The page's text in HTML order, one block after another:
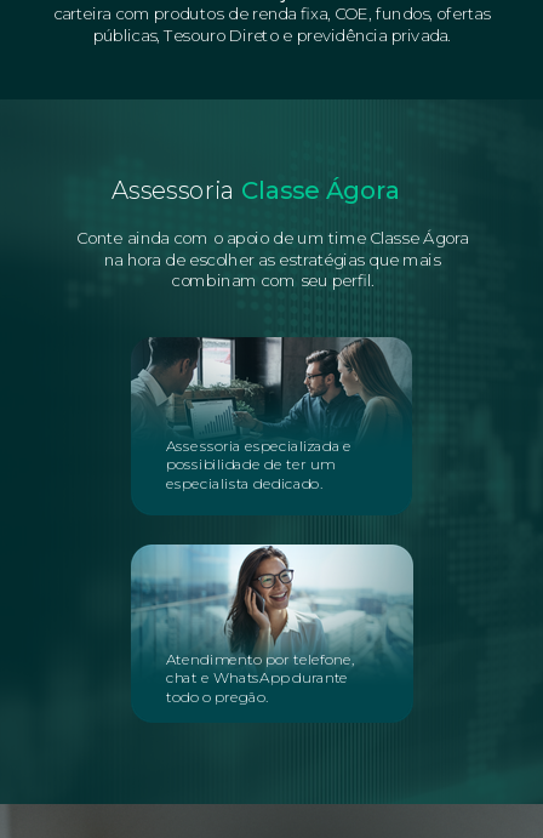
carteira com produtos de renda fixa, COE, fundos, ofertas
públicas, Tesouro Direto e previdência privada.
Assessoria Classe Ágora
Conte ainda com o apoio de um time Classe Ágora
na hora de escolher as estratégias que mais
combinam com seu perfil.
Assessoria especializada e
possibilidade de ter um
especialista dedicado.
Atendimento por telefone,
chat e WhatsApp durante
todo o pregão.